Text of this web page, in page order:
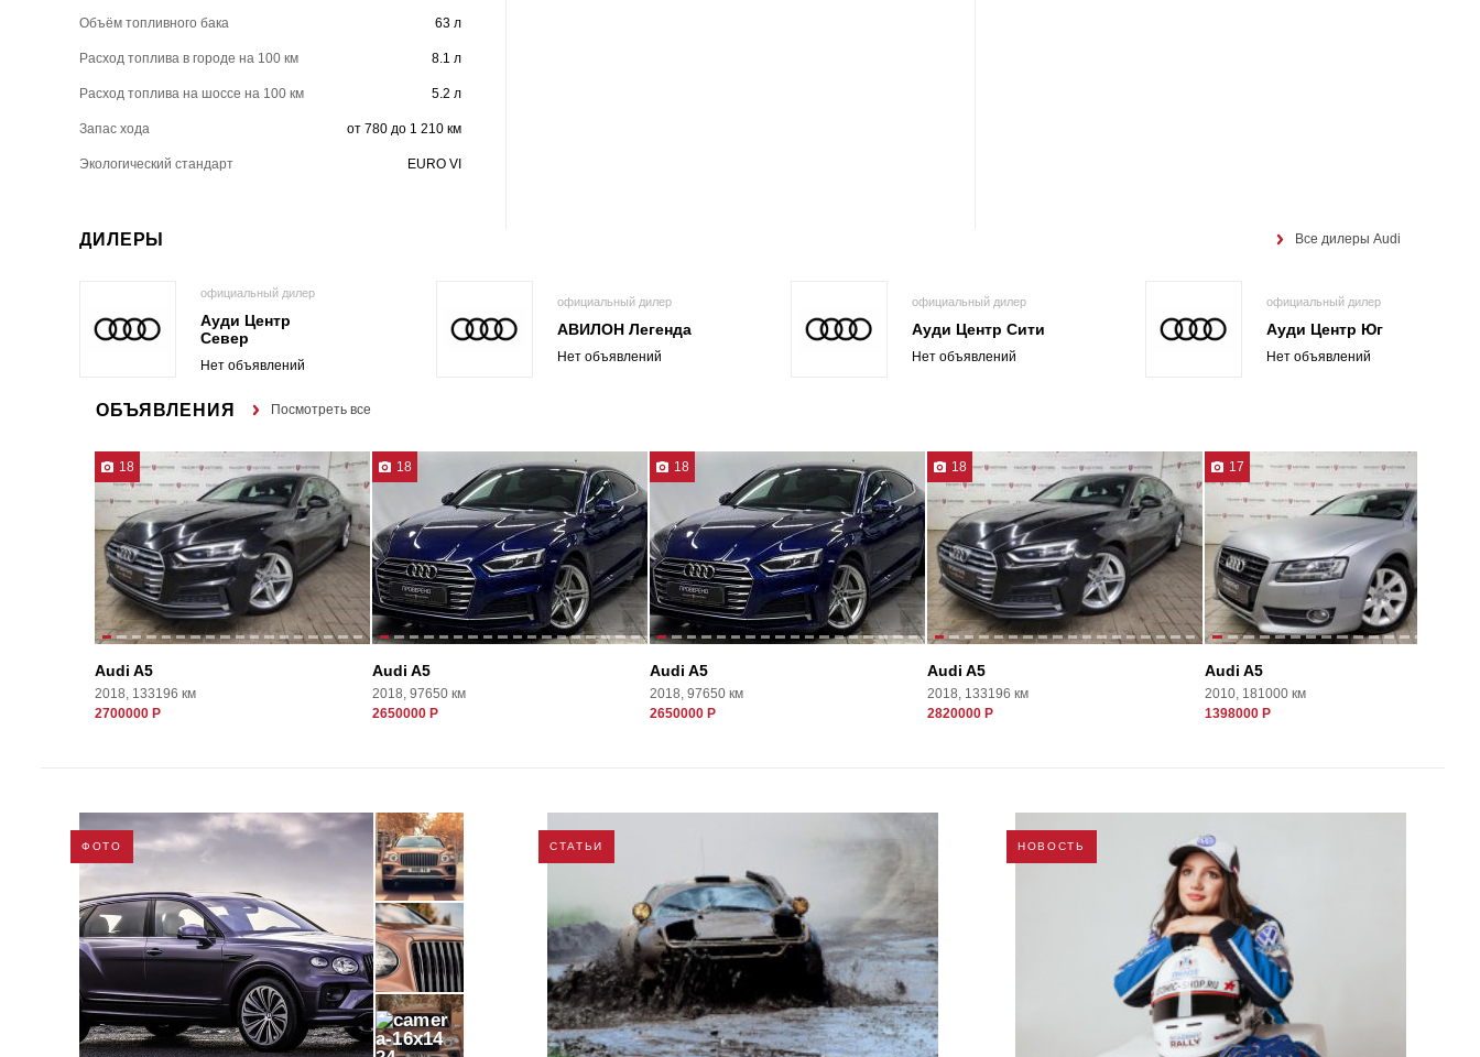
Объём топливного бака 63 л
Расход топлива в городе на 100 км 8.1 л
Расход топлива на шоссе на 100 км 5.2 л
Запас хода от 780 до 1 210 км
Экологический стандарт EURO VI
ДИЛЕРЫ Все дилеры Audi
официальный дилер
Ауди Центр
Север
Нет объявлений
официальный дилер
АВИЛОН Легенда
Нет объявлений
официальный дилер
Ауди Центр Сити
Нет объявлений
официальный дилер
Ауди Центр Юг
Нет объявлений
ОБЪЯВЛЕНИЯ Посмотреть все
18
Audi A5
2018, 133196 км
2700000 Р
18
Audi A5
2018, 97650 км
2650000 Р
18
Audi A5
2018, 97650 км
2650000 Р
18
Audi A5
2018, 133196 км
2820000 Р
17
Audi A5
2010, 181000 км
1398000 Р
ФОТО СТАТЬИ НОВОСТЬ